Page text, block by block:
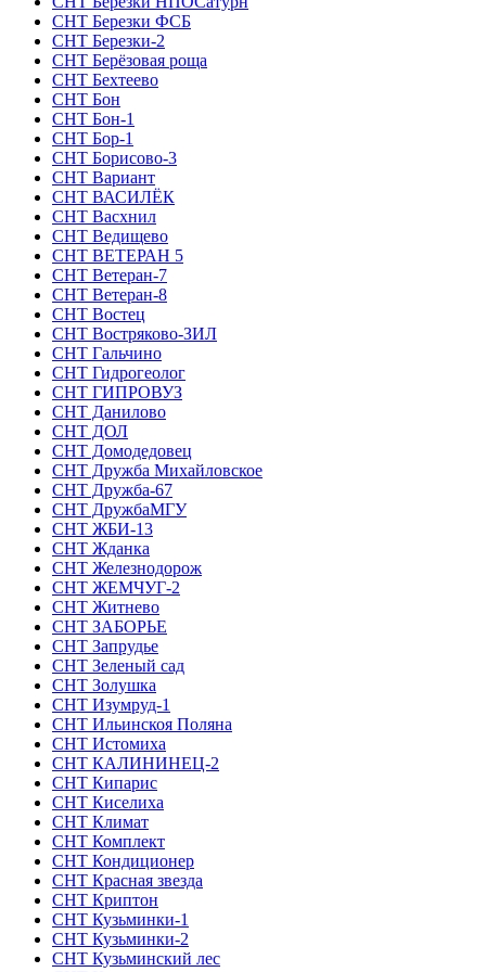
СНТ Березки ФСБ
СНТ Березки-2
СНТ Берёзовая роща
СНТ Бехтеево
СНТ Бон
СНТ Бон-1
СНТ Бор-1
СНТ Борисово-3
СНТ Вариант
СНТ ВАСИЛЁК
СНТ Васхнил
СНТ Ведищево
СНТ ВЕТЕРАН 5
СНТ Ветеран-7
СНТ Ветеран-8
СНТ Востец
СНТ Востряково-ЗИЛ
СНТ Гальчино
СНТ Гидрогеолог
СНТ ГИПРОВУЗ
СНТ Данилово
СНТ ДОЛ
СНТ Домодедовец
СНТ Дружба Михайловское
СНТ Дружба-67
СНТ ДружбаМГУ
СНТ ЖБИ-13
СНТ Жданка
СНТ Железнодорож
СНТ ЖЕМЧУГ-2
СНТ Житнево
СНТ ЗАБОРЬЕ
СНТ Запрудье
СНТ Зеленый сад
СНТ Золушка
СНТ Изумруд-1
СНТ Ильинскоя Поляна
СНТ Истомиха
СНТ КАЛИНИНЕЦ-2
СНТ Кипарис
СНТ Киселиха
СНТ Климат
СНТ Комплект
СНТ Кондиционер
СНТ Красная звезда
СНТ Криптон
СНТ Кузьминки-1
СНТ Кузьминки-2
СНТ Кузьминский лес